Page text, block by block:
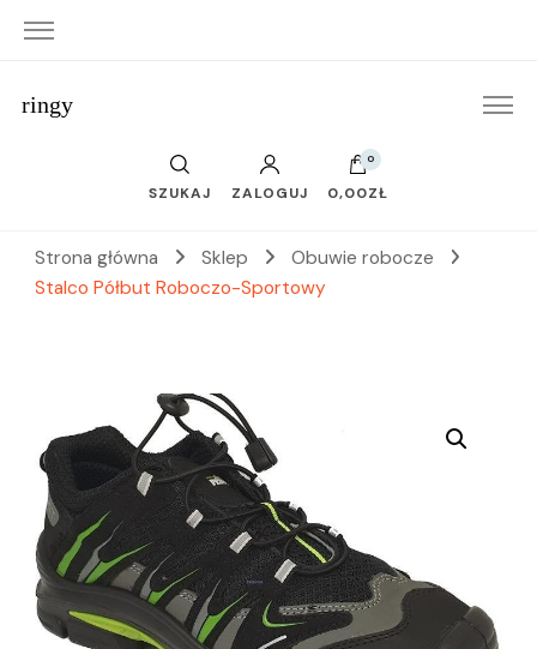
ringy
SZUKAJ ZALOGUJ
0
0,00ZŁ
Strona główna Sklep
Obuwie robocze
Stalco Półbut Roboczo-Sportowy